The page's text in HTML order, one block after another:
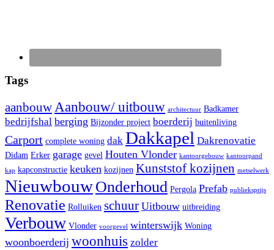
Tags
aanbouw Aanbouw/ uitbouw architectuur Badkamer
bedrijfshal berging Bijzonder project boerderij buitenliving
Carport complete woning dak Dakkapel Dakrenovatie
Didam Erker garage gevel Houten Vlonder kantoorgebouw kantoorpand
kap kapconstructie keuken kozijnen Kunststof kozijnen metselwerk
NieuwbouwOnderhoud Pergola Prefab publieksprijs
Renovatie Rolluiken schuur Uitbouw uitbreiding
Verbouw Vlonder voorgevel winterswijk Woning
woonboerderij woonhuis zolder